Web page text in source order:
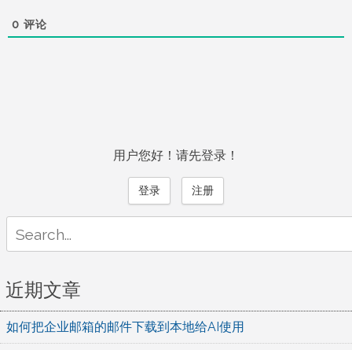
0 评论
用户您好！请先登录！
登录 注册
for:
近期文章
如何把企业邮箱的邮件下载到本地给AI使用